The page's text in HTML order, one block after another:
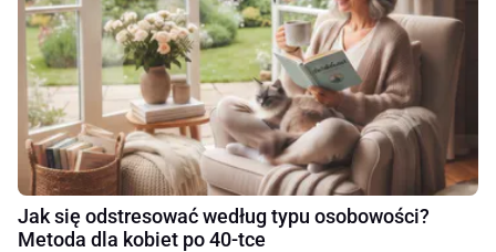
Jak się odstresować według typu osobowości?
Metoda dla kobiet po 40-tce